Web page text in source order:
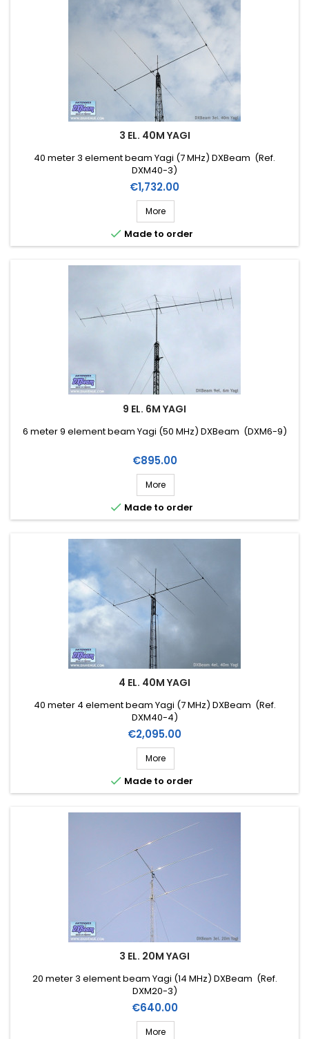
3 EL. 40M YAGI
40 meter 3 element beam Yagi (7 MHz) DXBeam (Ref.
DXM40-3)
Price
€1,732.00
More
 Made to order
9 EL. 6M YAGI
6 meter 9 element beam Yagi (50 MHz) DXBeam (DXM6-9)
Price
€895.00
More
 Made to order
4 EL. 40M YAGI
40 meter 4 element beam Yagi (7 MHz) DXBeam (Ref.
DXM40-4)
Price
€2,095.00
More
 Made to order
3 EL. 20M YAGI
20 meter 3 element beam Yagi (14 MHz) DXBeam (Ref.
DXM20-3)
Price
€640.00
More